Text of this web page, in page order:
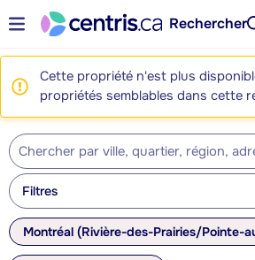
Rechercher
Cette propriété n'est plus
propriétés semblables dans cette
Filtres
Montréal (Rivière-des-Prairies/Pointe-